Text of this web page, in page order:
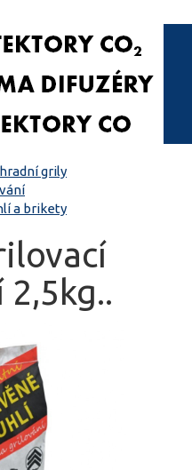
grily
a brikety